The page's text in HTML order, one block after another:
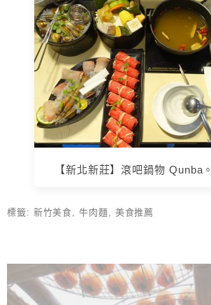
【新北新莊】滾吧鍋物 Qunba
標籤: 新竹美食,牛肉麵, 美食推薦
上 / 下一篇文章